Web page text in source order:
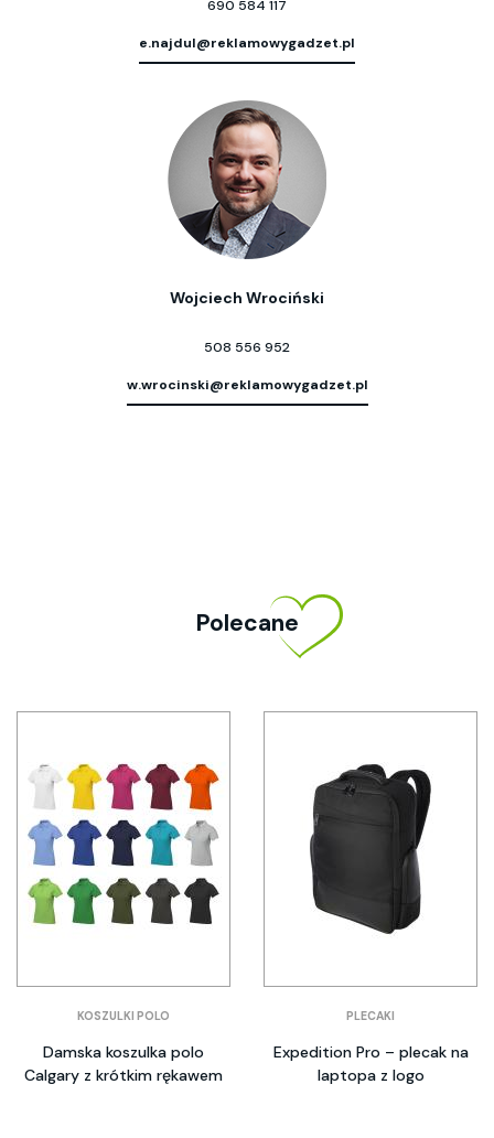
690 584 117
e.najdul@reklamowygadzet.pl
Wojciech Wrociński
508 556 952
w.wrocinski@reklamowygadzet.pl
Polecane
KOSZULKI POLO
Damska koszulka polo
Calgary z krótkim rękawem
PLECAKI
Expedition Pro – plecak na
laptopa z logo